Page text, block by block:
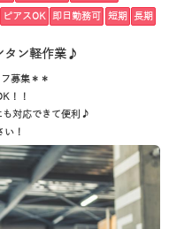
ピアスOK 即日勤務可 短期 長期
タン軽作業♪
募集＊＊
！！
も対応できて便利♪
！